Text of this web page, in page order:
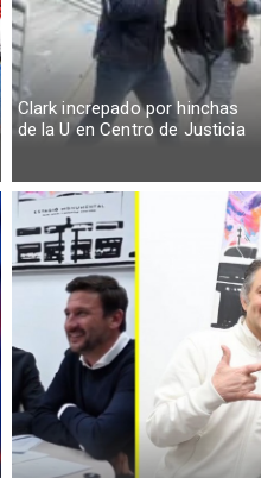
Clark increpado por hinchas
de la U en Centro de Justicia